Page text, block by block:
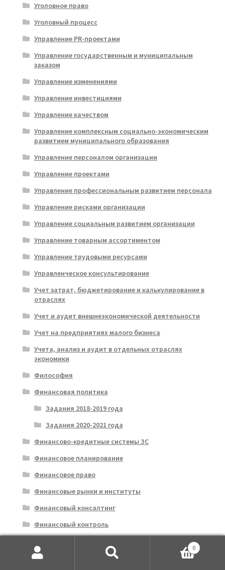
Уголовное право
Уголовный процесс
Управление PR-проектами
Управление государственным и муниципальным
заказом
Управление изменениями
Управление инвестициями
Управление качеством
Управление комплексным социально-экономическим
развитием муниципального образования
Управление персоналом организации
Управление проектами
Управление профессиональным развитием персонала
Управление рисками организации
Управление социальным развитием организации
Управление товарным ассортиментом
Управление трудовыми ресурсами
Управленческое консультирование
Учет затрат, бюджетирование и калькулирование в
отраслях
Учет и аудит внешнеэкономической деятельности
Учет на предприятиях малого бизнеса
Учета, анализ и аудит в отдельных отраслях
экономики
Философия
Финансовая политика
Задания 2018-2019 года
Задания 2020-2021 года
Финансово-кредитные системы ЗС
Финансовое планирование
Финансовое право
Финансовые рынки и институты
Финансовый консалтинг
Финансовый контроль
0